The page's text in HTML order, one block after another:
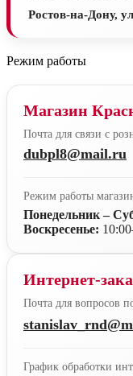
Ростов-на-Дону,
Режим работы
Магазин
Почта для связи с
dubpl8@mail.ru
Режим работы
Понедельник –
Воскресенье:
Интернет-
Почта для вопросов
График обработки